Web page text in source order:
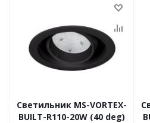
Светильник MS-VORTEX-
BUILT-R110-20W (40 deg)